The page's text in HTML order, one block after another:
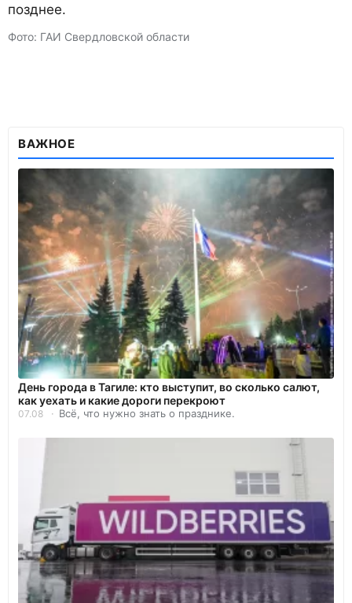
позднее.
Фото: ГАИ Свердловской области
ВАЖНОЕ
День города в Тагиле: кто выступит, во сколько салют,
как уехать и какие дороги перекроют
07.08 Всё, что нужно знать о празднике.